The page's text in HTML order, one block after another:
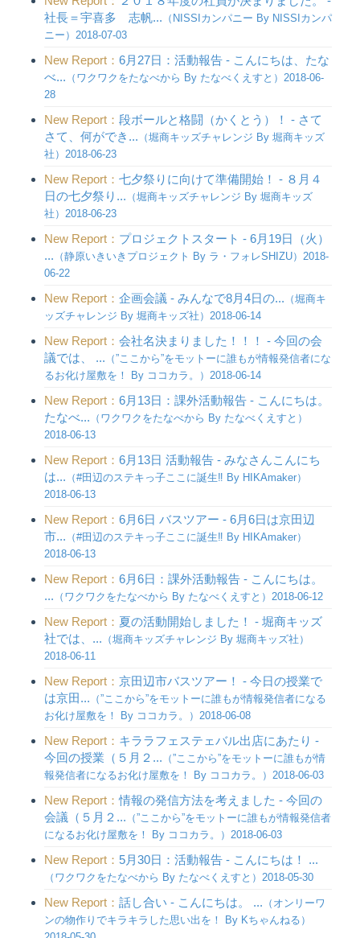
社長＝宇喜多 志帆... （NISSIカンパニー By NISSIカンパ
ニー）2018-07-03
New Report： 6月27日：活動報告 - こんにちは、たな
べ... （ワクワクをたなべから By たなべくえすと）2018-06-
28
New Report： 段ボールと格闘（かくとう）！ - さて
さて、何ができ... （堀商キッズチャレンジ By 堀商キッズ
社）2018-06-23
New Report： 七夕祭りに向けて準備開始！ - ８月４
日の七夕祭り... （堀商キッズチャレンジ By 堀商キッズ
社）2018-06-23
New Report： プロジェクトスタート - 6月19日（火）
... （静原いきいきプロジェクト By ラ・フォレSHIZU）2018-
06-22
New Report： 企画会議 - みんなで8月4日の... （堀商キ
ッズチャレンジ By 堀商キッズ社）2018-06-14
New Report： 会社名決まりました！！！ - 今回の会
議では、 ... （”ここから”をモットーに誰もが情報発信者にな
るお化け屋敷を！ By ココカラ。）2018-06-14
New Report： 6月13日：課外活動報告 - こんにちは。
たなべ... （ワクワクをたなべから By たなべくえすと）
2018-06-13
New Report： 6月13日 活動報告 - みなさんこんにち
は... （#田辺のステキっ子ここに誕生‼︎ By HIKAmaker）
2018-06-13
New Report： 6月6日 バスツアー - 6月6日は京田辺
市... （#田辺のステキっ子ここに誕生‼︎ By HIKAmaker）
2018-06-13
New Report： 6月6日：課外活動報告 - こんにちは。
... （ワクワクをたなべから By たなべくえすと）2018-06-12
New Report： 夏の活動開始しました！ - 堀商キッズ
社では、... （堀商キッズチャレンジ By 堀商キッズ社）
2018-06-11
New Report： 京田辺市バスツアー！ - 今日の授業で
は京田... （”ここから”をモットーに誰もが情報発信者になる
お化け屋敷を！ By ココカラ。）2018-06-08
New Report： キララフェステェバル出店にあたり -
今回の授業（５月２... （”ここから”をモットーに誰もが情
報発信者になるお化け屋敷を！ By ココカラ。）2018-06-03
New Report：情報の発信方法を考えました - 今回の
会議（５月２... （”ここから”をモットーに誰もが情報発信者
になるお化け屋敷を！ By ココカラ。）2018-06-03
New Report： 5月30日：活動報告 - こんにちは！ ...
（ワクワクをたなべから By たなべくえすと）2018-05-30
New Report： 話し合い - こんにちは。 ... （オンリーワ
ンの物作りでキラキラした思い出を！ By Kちゃんねる）